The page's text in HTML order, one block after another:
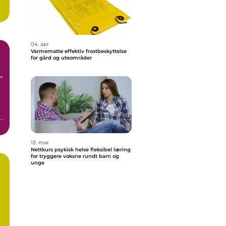
04. apr
Varmematte effektiv frostbeskyttelse
for gård og uteområder
13. mar
Nettkurs psykisk helse fleksibel læring
for tryggere voksne rundt barn og
unge